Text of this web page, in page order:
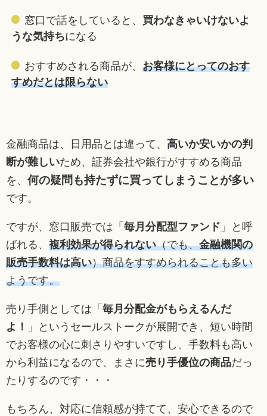
窓口で話をしていると、 買わなきゃいけないよ
うな気持ちになる
おすすめされる商品が、お客様にとってのおす
すめだとは限らない
金融商品は、日用品とは違って、 高いか安いかの判
断が難しいため、証券会社や銀行がすすめる商品
を、 何の疑問も持たずに買ってしまうことが多い
です。
ですが、窓口販売では「 毎月分配型ファンド 」と呼
ばれる、 複利効果が得られない（でも、金融機関の
販売手数料は高い）商品をすすめられることも多い
ようです。
売り手側としては「 毎月分配金がもらえるんだ
よ！
」というセールストークが展開でき、短い時間
でお客様の心に刺さりやすいですし、手数料も高い
から利益になるので、まさに売り手優位の商品だっ
たりするのです・・・
もちろん、対応に信頼感が持てて、安心できるので